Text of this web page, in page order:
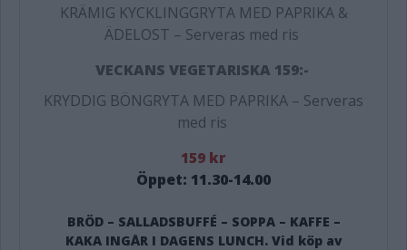
KRÄMIG KYCKLINGGRYTA MED PAPRIKA &
ÄDELOST – Serveras med ris
VECKANS VEGETARISKA 159:-
KRYDDIG BÖNGRYTA MED PAPRIKA – Serveras
med ris
159 kr
Öppet: 11.30-14.00
BRÖD – SALLADSBUFFÉ – SOPPA – KAFFE –
KAKA INGÅR I DAGENS LUNCH. Vid köp av